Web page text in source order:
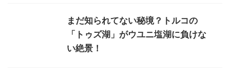
まだ知られてない秘境？トルコの
「トゥズ湖」がウユニ塩湖に負けな
い絶景！